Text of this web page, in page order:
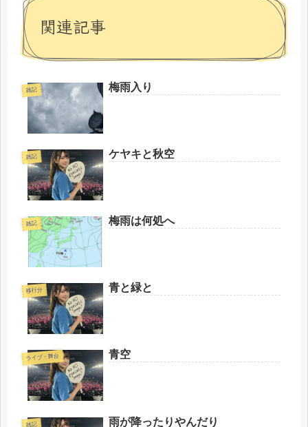
関連記事
雑記 梅雨入り
雑記 ケヤキと秋空
雑記 梅雨は何処へ
移行分 青と緑と
ライブ・舞台 青空
雑記 雨が降ったりやんだり